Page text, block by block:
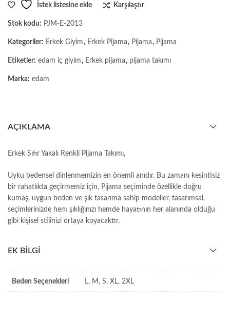
İstek listesine ekle Karşılaştır
Stok kodu: PJM-E-2013
Kategoriler: Erkek Giyim, Erkek Pijama, Pijama, Pijama
Etiketler: edam iç giyim, Erkek pijama, pijama takımı
Marka: edam
AÇIKLAMA
Erkek Sıfır Yakalı Renkli Pijama Takımı,
Uyku bedensel dinlenmemizin en önemli anıdır. Bu zamanı kesintisiz
bir rahatlıkta geçirmemiz için, Pijama seçiminde özellikle doğru
kumaş, uygun beden ve şık tasarıma sahip modeller, tasarımsal,
seçimlerinizde hem şıklığınızı hemde hayatının her alanında olduğu
gibi kişisel stilinizi ortaya koyacaktır.
EK BILGI
Beden Seçenekleri L, M, S, XL, 2XL